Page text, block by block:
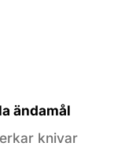
ändamål
knivar